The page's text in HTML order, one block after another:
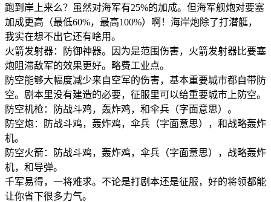
跑到岸上来么？虽然对海军有25%的加成。但海军舰炮对要塞
加成更高（最低60%，最高100%）啊！海岸炮除了打潜艇，
我实在想不出它还有啥用。
火箭发射器：防御神器。因为是范围伤害，火箭发射器比要塞
炮阻滞敌军的效果更好。略费工业点。
防空能够大幅度减少来自空军的伤害，基本重要城市都自带防
空。剧本里没有建造的必要，征服里可以给重要城市上防空。
防空机枪：防战斗鸡，轰炸鸡，和伞兵（字面意思）。
防空炮：防战斗鸡，轰炸鸡，伞兵（字面意思），和战略轰炸
机。
防空火箭：防战斗鸡，轰炸鸡，伞兵（字面意思），战略轰炸
机，和导弹。
千军易得，一将难求。不论是打剧本还是征服，好的将领都能
让你省下很多力气。